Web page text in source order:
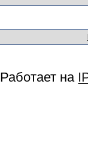
Работает на